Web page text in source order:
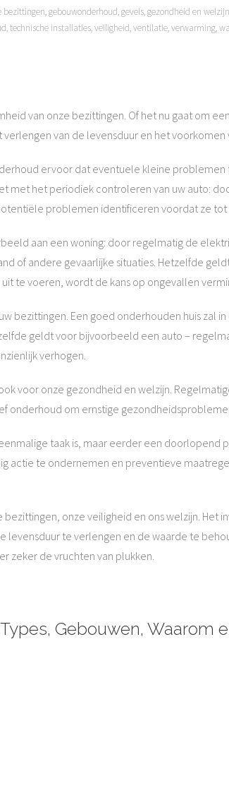
bezittingen,gebouwonderhoud,gevels,gezondheid en welzijn
,technische installaties,veiligheid,ventilatie,verwarming,
van onze bezittingen. Of het nu gaat om
van de levensduur en het
ervoor dat eventuele kleine
met het periodiek controleren van uw auto:
problemen identificeren voordat ze tot
aan een woning: door regelmatig de
of andere gevaarlijke situaties. Hetzelfde
te voeren, wordt de kans op ongevallen
bezittingen. Een goed onderhouden huis zal
geldt voor bijvoorbeeld een auto –
verhogen.
voor onze gezondheid en welzijn.
onderhoud om ernstige
taak is, maar eerder een doorlopend
actie te ondernemen en preventieve
onze veiligheid en ons welzijn. Het
te verlengen en de waarde te
zeker de vruchten van plukken.
Gebouwen, Waarom